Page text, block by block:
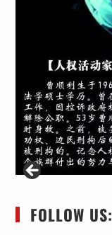
FOLLOW US: